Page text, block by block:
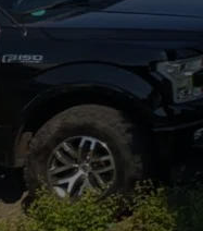
je voor
een